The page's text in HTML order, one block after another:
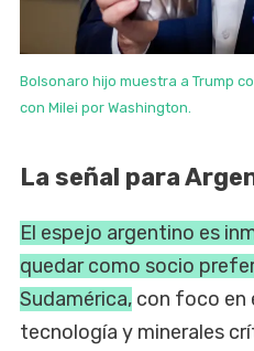
Bolsonaro hijo muestra a Trump
con Milei por Washington.
La señal para
El espejo argentino es
quedar como socio
Sudamérica, con foco en
tecnología y minerales